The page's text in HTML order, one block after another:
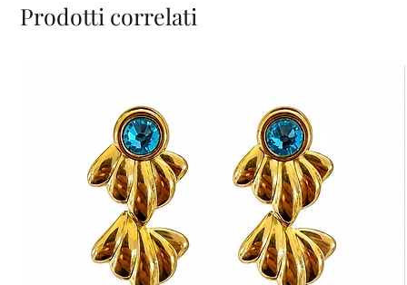
Prodotti correlati